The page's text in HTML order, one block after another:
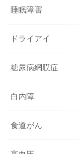
睡眠障害
ドライアイ
糖尿病網膜症
白内障
食道がん